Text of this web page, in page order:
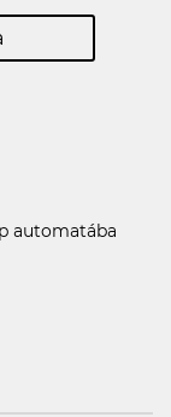
automatába